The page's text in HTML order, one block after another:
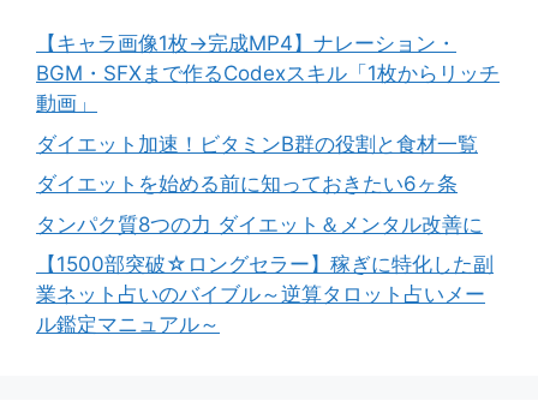
【キャラ画像1枚→完成MP4】ナレーション・
BGM・SFXまで作るCodexスキル「1枚からリッチ
動画」
ダイエット加速！ビタミンB群の役割と食材一覧
ダイエットを始める前に知っておきたい6ヶ条
タンパク質8つの力 ダイエット＆メンタル改善に
【1500部突破☆ロングセラー】稼ぎに特化した副
業ネット占いのバイブル～逆算タロット占いメー
ル鑑定マニュアル～